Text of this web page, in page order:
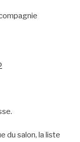
du salon, la liste